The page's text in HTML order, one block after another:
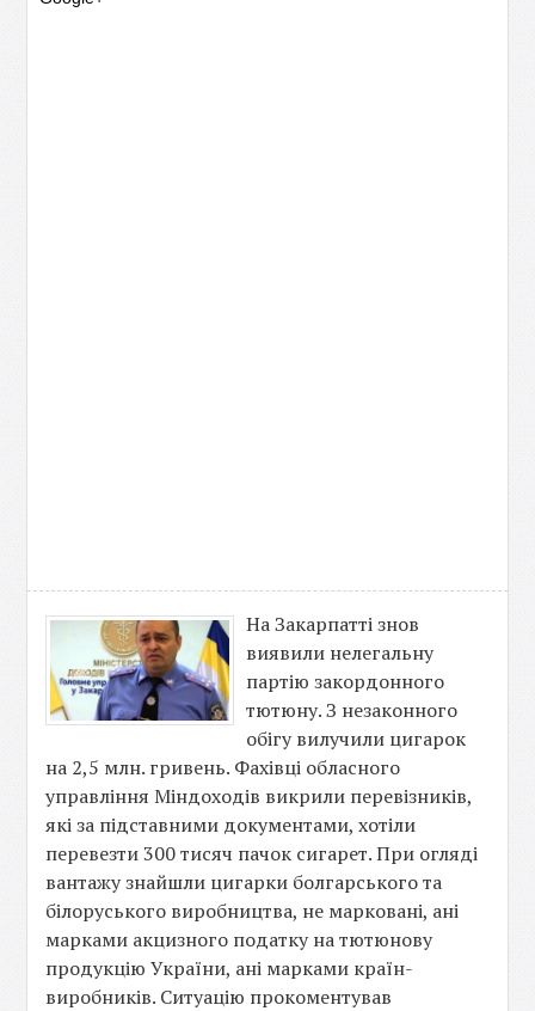
На Закарпатті знов
виявили нелегальну
партію закордонного
тютюну. З незаконного
обігу вилучили цигарок
на 2,5 млн. гривень. Фахівці обласного
управління Міндоходів викрили перевізників,
які за підставними документами, хотіли
перевезти 300 тисяч пачок сигарет. При огляді
вантажу знайшли цигарки болгарського та
білоруського виробництва, не марковані, ані
марками акцизного податку на тютюнову
продукцію України, ані марками країн-
виробників. Ситуацію прокоментував